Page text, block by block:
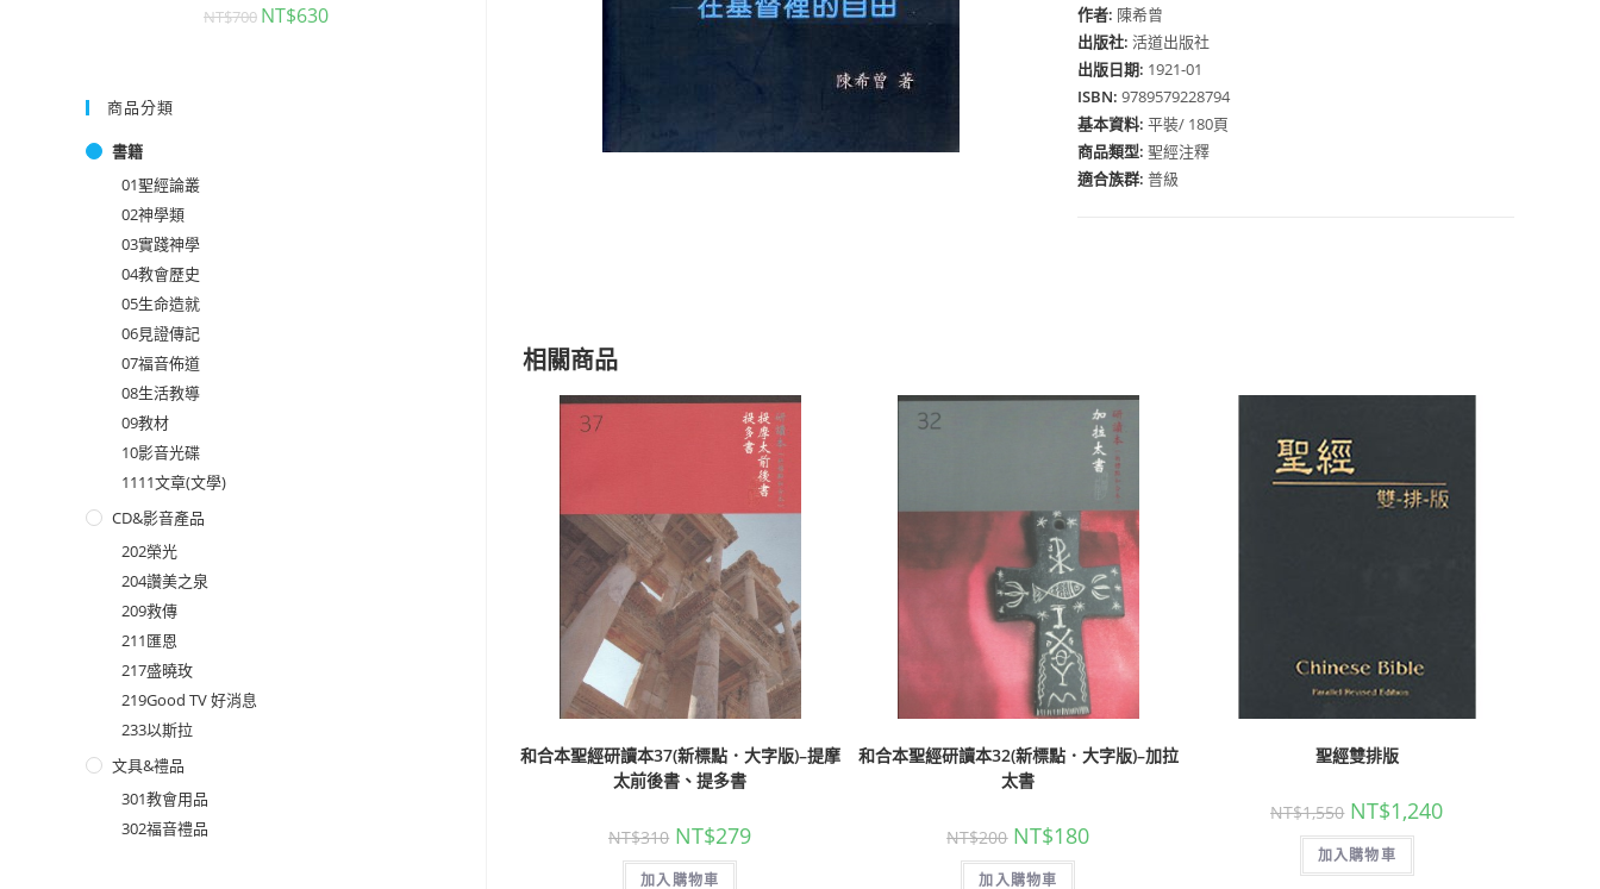
作者: 陳希曾
出版社:活道出版社
出版日期: 1921-01
ISBN:9789579228794
基本資料:平裝/ 180頁
商品類型:聖經注釋
適合族群:普級
相關商品
和合本聖經研讀本37(新標點．大字版)–提摩
太前後書、提多書
NT$310 NT$279
加入購物車
和合本聖經研讀本32(新標點．大字版)–加拉
太書
NT$200 NT$180
加入購物車
聖經雙排版
NT$1,550 NT$1,240
加入購物車
NT$700 NT$630 630
商品分類
書籍
01聖經論叢
02神學類
03實踐神學
04教會歷史
05生命造就
06見證傳記
07福音佈道
08生活教導
09教材
10影音光碟
1111文章(文學)
CD&影音產品
202榮光
204讚美之泉
209救傳
211匯恩
217盛曉玫
219Good TV 好消息
233以斯拉
文具&禮品
301教會用品
302福音禮品